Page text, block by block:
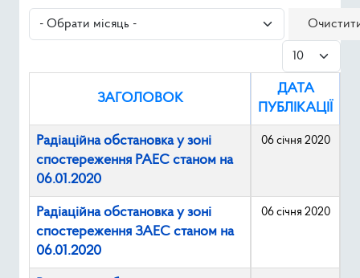
Ресурси
Type 2 or
Пошук
- Обрати місяць -
Показувати
ЗАГОЛОВОК
ДАТА
ПУБЛІКАЦІЇ
Радіаційна обстановка у зоні
спостереження РАЕС станом на
06.01.2020
06 січня 2020
Радіаційна обстановка у зоні
спостереження ЗАЕС станом на
06.01.2020
06 січня 2020